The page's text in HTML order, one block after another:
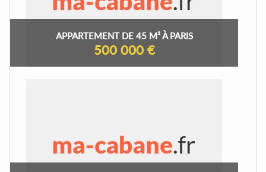
APPARTEMENT DE 45 M² À PARIS
500 000 €